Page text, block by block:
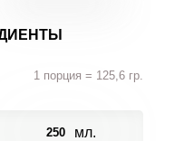
1 порция = 125,6 гр.
250 мл.